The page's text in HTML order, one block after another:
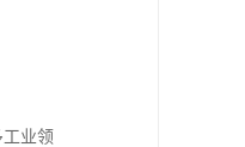
业领